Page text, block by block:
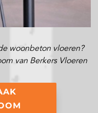
woonbeton vloeren?
van Berkers Vloeren